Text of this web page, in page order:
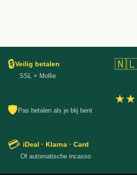
🔒Veilig betalen
SSL + Mollie
🛡 Pas betalen als je blij bent
💳 iDeal · Klarna · Card
Of automatische incasso